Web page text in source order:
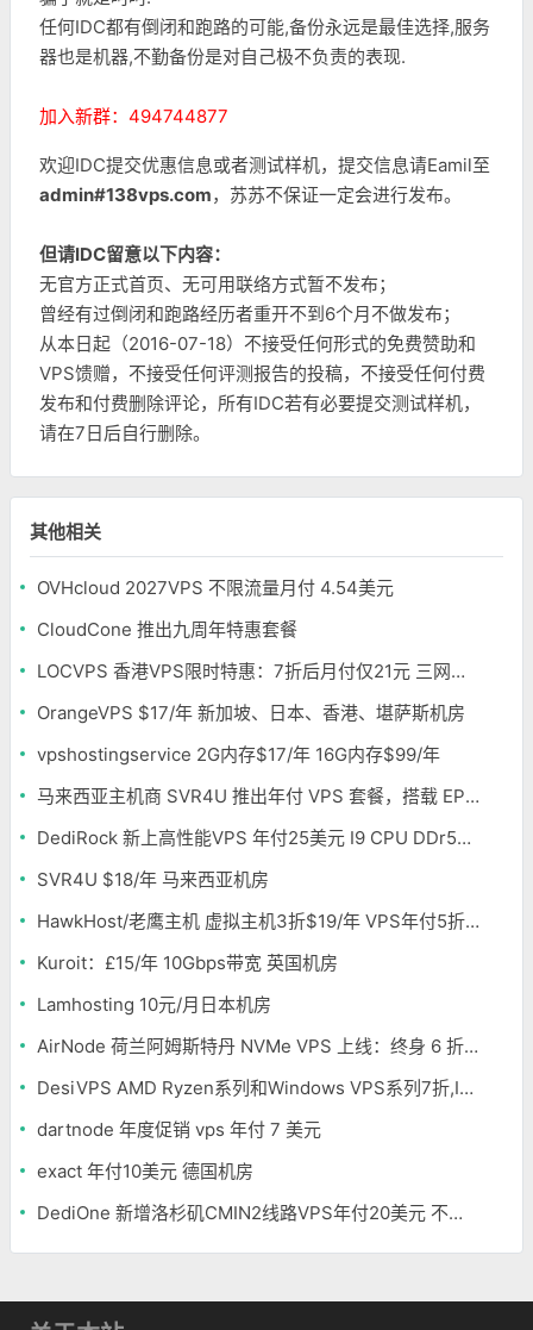
任何IDC都有倒闭和跑路的可能,备份永远是最佳选择,服务
器也是机器,不勤备份是对自己极不负责的表现.
加入新群：494744877
欢迎IDC提交优惠信息或者测试样机，提交信息请Eamil至
admin#138vps.com，苏苏不保证一定会进行发布。
但请IDC留意以下内容：
无官方正式首页、无可用联络方式暂不发布；
曾经有过倒闭和跑路经历者重开不到6个月不做发布；
从本日起（2016-07-18）不接受任何形式的免费赞助和
VPS馈赠，不接受任何评测报告的投稿，不接受任何付费
发布和付费删除评论，所有IDC若有必要提交测试样机，
请在7日后自行删除。
其他相关
OVHcloud 2027VPS 不限流量月付 4.54美元
CloudCone 推出九周年特惠套餐
LOCVPS 香港VPS限时特惠：7折后月付仅21元 三网优化BGP线路 可选原生IP
OrangeVPS $17/年 新加坡、日本、香港、堪萨斯机房
vpshostingservice 2G内存$17/年 16G内存$99/年
马来西亚主机商 SVR4U 推出年付 VPS 套餐，搭载 EPYC/至强铂金，支持支付宝
DediRock 新上高性能VPS 年付25美元 I9 CPU DDr5内存 纽约机房
SVR4U $18/年 马来西亚机房
HawkHost/老鹰主机 虚拟主机3折$19/年 VPS年付5折$25/年
Kuroit：£15/年 10Gbps带宽 英国机房
Lamhosting 10元/月日本机房
AirNode 荷兰阿姆斯特丹 NVMe VPS 上线：终身 6 折，€1.99/月起，2.5Tbit/s DDoS 防护
DesiVPS AMD Ryzen系列和Windows VPS系列7折,Intel系列年付11.6美元
dartnode 年度促销 vps 年付 7 美元
exact 年付10美元 德国机房
DediOne 新增洛杉矶CMIN2线路VPS年付20美元 不限流量